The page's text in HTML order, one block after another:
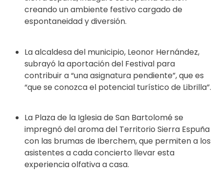
creando un ambiente festivo cargado de
espontaneidad y diversión.
La alcaldesa del municipio, Leonor Hernández,
subrayó la aportación del Festival para
contribuir a “una asignatura pendiente”, que es
“que se conozca el potencial turístico de Librilla”.
La Plaza de la Iglesia de San Bartolomé se
impregnó del aroma del Territorio Sierra Espuña
con las brumas de Iberchem, que permiten a los
asistentes a cada concierto llevar esta
experiencia olfativa a casa.